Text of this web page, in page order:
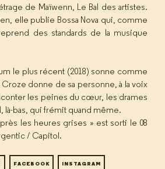
de Maïwenn, Le Bal des artistes.
elle publie Bossa Nova qui, comme
des standards de la musique
le plus récent (2018) sonne comme
donne de sa personne, à la voix
les peines du cœur, les drames
là-bas, qui frémit quand même.
les heures grises » est sorti le 08
/ Capitol.
FACEBOOK INSTAGRAM